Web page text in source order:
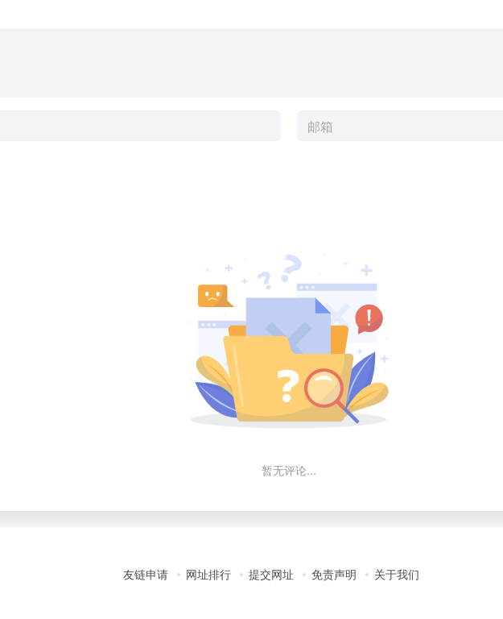
暂无评论...
友链申请 网址排行 提交网址 免责声明 关于我们